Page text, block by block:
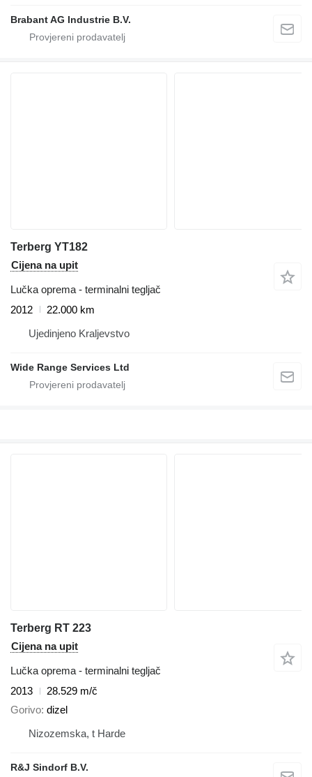
Brabant AG Industrie B.V.
Terberg YT182
Cijena na upit
Lučka oprema - terminalni tegljač
2012
22.000 km
Ujedinjeno Kraljevstvo
Wide Range Services Ltd
Terberg RT 223
Cijena na upit
Lučka oprema - terminalni tegljač
2013
28.529 m/č
Gorivo dizel
Nizozemska, t Harde
R&J Sindorf B.V.